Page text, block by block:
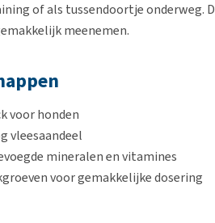
of als tussendoortje onderweg.
meenemen.
voor honden
vleesaandeel
mineralen en vitamines
voor gemakkelijke dosering